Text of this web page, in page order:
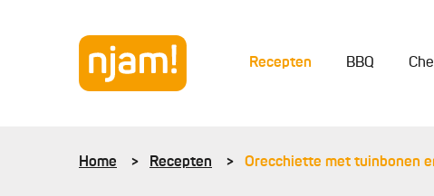
Recepten BBQ
Home Recepten Orecchiette met tuinbonen